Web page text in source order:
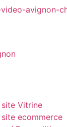
Vitrine
ecommerce